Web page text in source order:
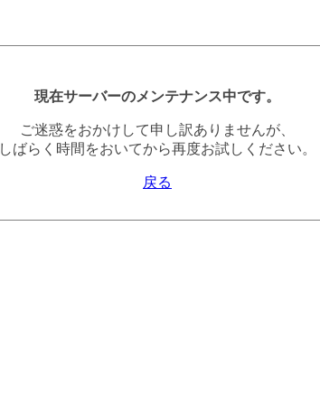
現在サーバーのメンテナンス中です。
ご迷惑をおかけして申し訳ありませんが、
しばらく時間をおいてから再度お試しください。
戻る